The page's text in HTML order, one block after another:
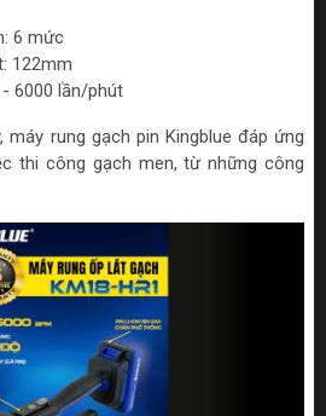
6 mức
122mm
6000 lần/phút
rung gạch pin Kingblue đáp ứng
thi công gạch men, từ những công